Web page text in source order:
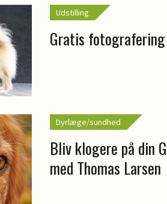
Udstilling
Gratis
Dyrlæge/sundhed
Bliv klogere på din
med Thomas Larsen